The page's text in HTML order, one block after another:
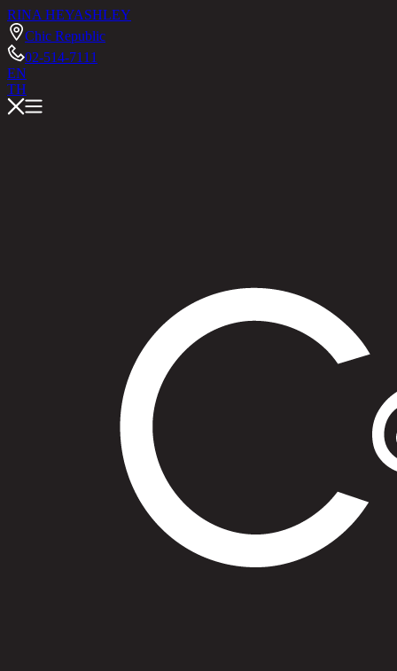
RINA HEYASHLEY
Chic Republic
02-514-7111
EN
TH